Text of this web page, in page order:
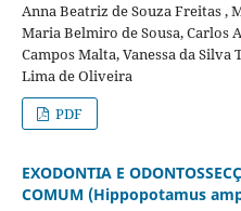
Anna Beatriz de Souza Freitas ,
Maria Belmiro de Sousa, Carlos
Campos Malta, Vanessa da
Lima de Oliveira
PDF
EXODONTIA E
COMUM (Hippopotamus